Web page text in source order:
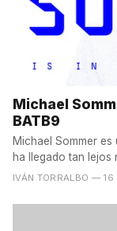
Michael
BATB9
Michael Sommer
ha llegado tan lejos
IVÁN TORRALBO — 16